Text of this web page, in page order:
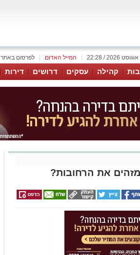
לפרסום באתר המייל האדום
קהילה עסקים דרושים דירות